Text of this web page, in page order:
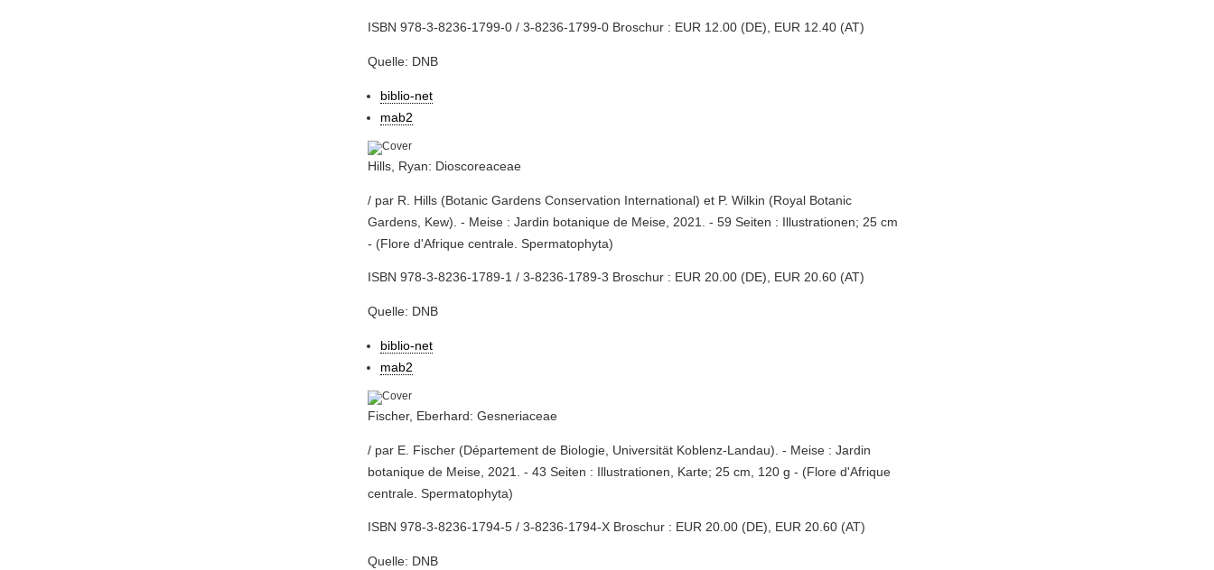
ISBN 978-3-8236-1799-0 / 3-8236-1799-0 Broschur : EUR 12.00 (DE), EUR 12.40 (AT)
Quelle: DNB
biblio-net
mab2
Hills, Ryan: Dioscoreaceae
/ par R. Hills (Botanic Gardens Conservation International) et P. Wilkin (Royal Botanic
Gardens, Kew). - Meise : Jardin botanique de Meise, 2021. - 59 Seiten : Illustrationen; 25 cm
- (Flore d'Afrique centrale. Spermatophyta)
ISBN 978-3-8236-1789-1 / 3-8236-1789-3 Broschur : EUR 20.00 (DE), EUR 20.60 (AT)
Quelle: DNB
biblio-net
mab2
Fischer, Eberhard: Gesneriaceae
/ par E. Fischer (Département de Biologie, Universität Koblenz-Landau). - Meise : Jardin
botanique de Meise, 2021. - 43 Seiten : Illustrationen, Karte; 25 cm, 120 g - (Flore d'Afrique
centrale. Spermatophyta)
ISBN 978-3-8236-1794-5 / 3-8236-1794-X Broschur : EUR 20.00 (DE), EUR 20.60 (AT)
Quelle: DNB